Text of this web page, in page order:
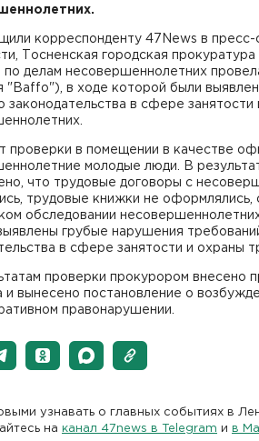
корреспонденту 47News в
Тосненская городская
по делам несовершеннолетних
"Baffo"), в ходе которой были
законодательства в сфере занятости
проверки в помещении в качестве
молодые люди. В
что трудовые договоры с
трудовые книжки не оформлялись,
обследовании
грубые нарушения
в сфере занятости и охраны
проверки прокурором внесено
и вынесено постановление о
правонарушении.
узнавать о главных событиях в
на канал 47news в Telegram и в